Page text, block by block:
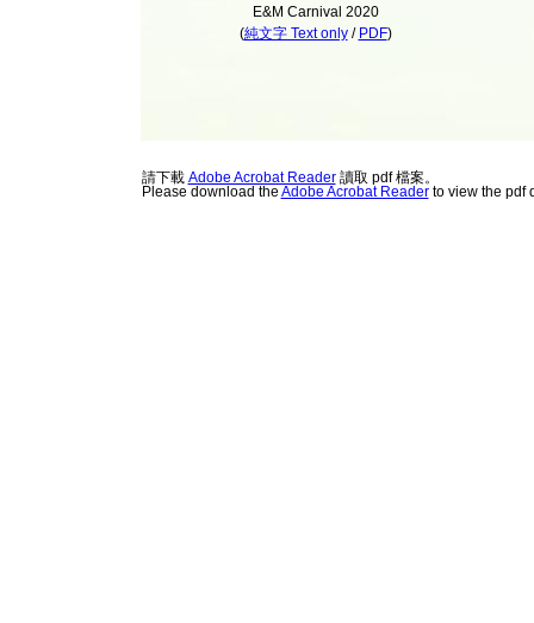
E&M Carnival 2020
(純文字 Text only/ PDF)
請下載 Adobe Acrobat Reader讀取 pdf 檔案。
Please download the Adobe Acrobat Readerto view the pdf